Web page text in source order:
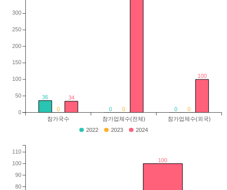
36
0 0
0 0 0
34
100
참가국수 참가업체수(전체) 참가업체수(외국)
0
50
100
150
200
250
300
2022 2023 2024
100
80
90
100
110